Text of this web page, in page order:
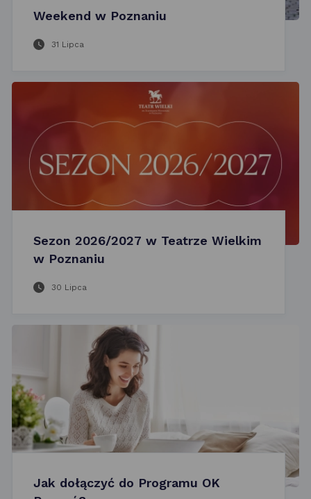
Weekend w Poznaniu
31 Lipca
Sezon 2026/2027 w Teatrze Wielkim
w Poznaniu
30 Lipca
Jak dołączyć do Programu OK